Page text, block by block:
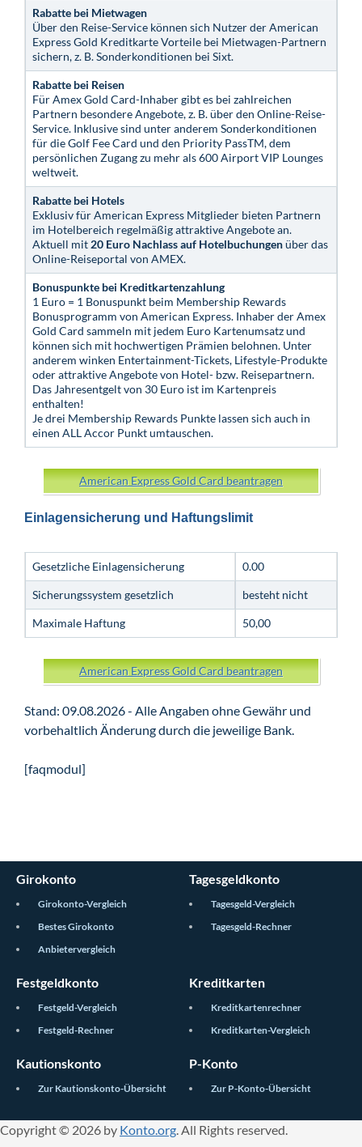
Rabatte bei Mietwagen
Über den Reise-Service können sich Nutzer der American
Express Gold Kreditkarte Vorteile bei Mietwagen-Partnern
sichern, z. B. Sonderkonditionen bei Sixt.
Rabatte bei Reisen
Für Amex Gold Card-Inhaber gibt es bei zahlreichen
Partnern besondere Angebote, z. B. über den Online-Reise-
Service. Inklusive sind unter anderem Sonderkonditionen
für die Golf Fee Card und den Priority PassTM, dem
persönlichen Zugang zu mehr als 600 Airport VIP Lounges
weltweit.
Rabatte bei Hotels
Exklusiv für American Express Mitglieder bieten Partnern
im Hotelbereich regelmäßig attraktive Angebote an.
Aktuell mit 20 Euro Nachlass auf Hotelbuchungenüber das
Online-Reiseportal von AMEX.
Bonuspunkte bei Kreditkartenzahlung
1 Euro = 1 Bonuspunkt beim Membership Rewards
Bonusprogramm von American Express. Inhaber der Amex
Gold Card sammeln mit jedem Euro Kartenumsatz und
können sich mit hochwertigen Prämien belohnen. Unter
anderem winken Entertainment-Tickets, Lifestyle-Produkte
oder attraktive Angebote von Hotel- bzw. Reisepartnern.
Das Jahresentgelt von 30 Euro ist im Kartenpreis
enthalten!
Je drei Membership Rewards Punkte lassen sich auch in
einen ALL Accor Punkt umtauschen.
American Express Gold Card beantragen
Einlagensicherung und Haftungslimit
Gesetzliche Einlagensicherung 0.00
Sicherungssystem gesetzlich besteht nicht
Maximale Haftung 50,00
American Express Gold Card beantragen
Stand: 09.08.2026 - Alle Angaben ohne Gewähr und
vorbehaltlich Änderung durch die jeweilige Bank.
[faqmodul]
Girokonto
Girokonto-Vergleich
Bestes Girokonto
Anbietervergleich
Tagesgeldkonto
Tagesgeld-Vergleich
Tagesgeld-Rechner
Festgeldkonto
Festgeld-Vergleich
Festgeld-Rechner
Kreditkarten
Kreditkartenrechner
Kreditkarten-Vergleich
Kautionskonto
Zur Kautionskonto-Übersicht
P-Konto
Zur P-Konto-Übersicht
Copyright © 2026 by Konto.org. All Rights reserved.